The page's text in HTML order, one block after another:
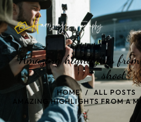
Amazing highlights
shoot
HOME ALL POSTS
AMAZING HIGHLIGHTS FROM A